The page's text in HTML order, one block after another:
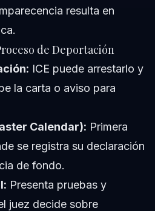
resulta en
de Deportación
ICE puede arrestarlo y
la carta o aviso para
Calendar): Primera
se registra su declaración
de fondo.
Presenta pruebas y
juez decide sobre